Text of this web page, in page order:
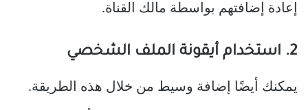
إعادة إضافتهم بواسطة مالك القناة.
2. استخدام أيقونة الملف الشخصي
يمكنك أيضًا إضافة وسيط من خلال هذه الطريقة.